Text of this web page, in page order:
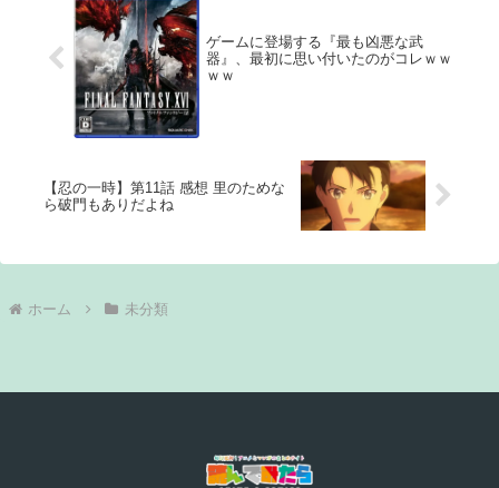
ゲームに登場する『最も凶悪な武
器』、最初に思い付いたのがコレｗｗ
ｗｗ
【忍の一時】第11話 感想 里のためな
ら破門もありだよね
ホーム 未分類